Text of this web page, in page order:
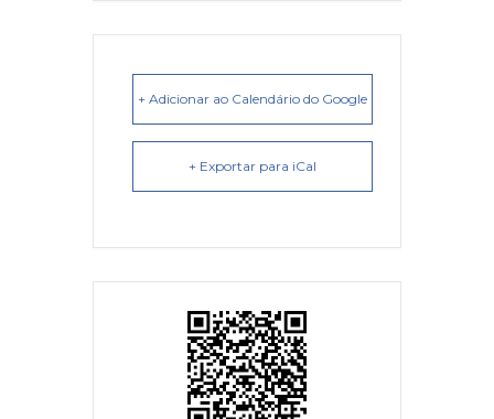
+ Adicionar ao Calendário do Google
+ Exportar para iCal